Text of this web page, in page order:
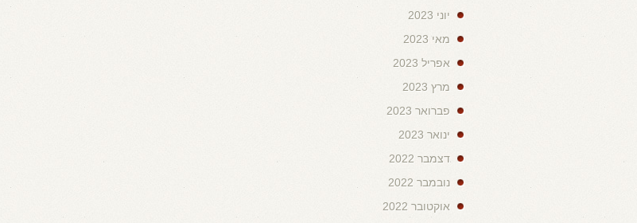
יוני 2023
מאי 2023
אפריל 2023
מרץ 2023
פברואר 2023
ינואר 2023
דצמבר 2022
נובמבר 2022
אוקטובר 2022